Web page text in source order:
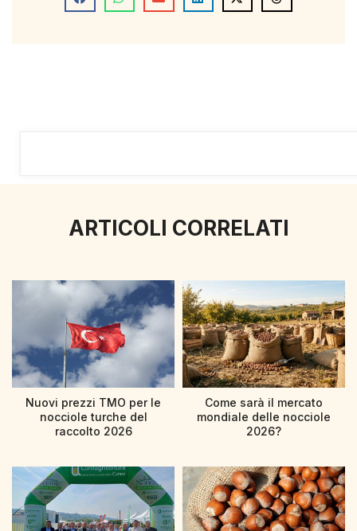
ARTICOLI CORRELATI
Nuovi prezzi TMO per le
nocciole turche del
raccolto 2026
Come sarà il mercato
mondiale delle nocciole
2026?